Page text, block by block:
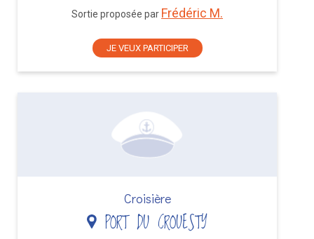
Sortie proposée par Frédéric M.
JE VEUX PARTICIPER
Croisière
PORT DU CROUESTY